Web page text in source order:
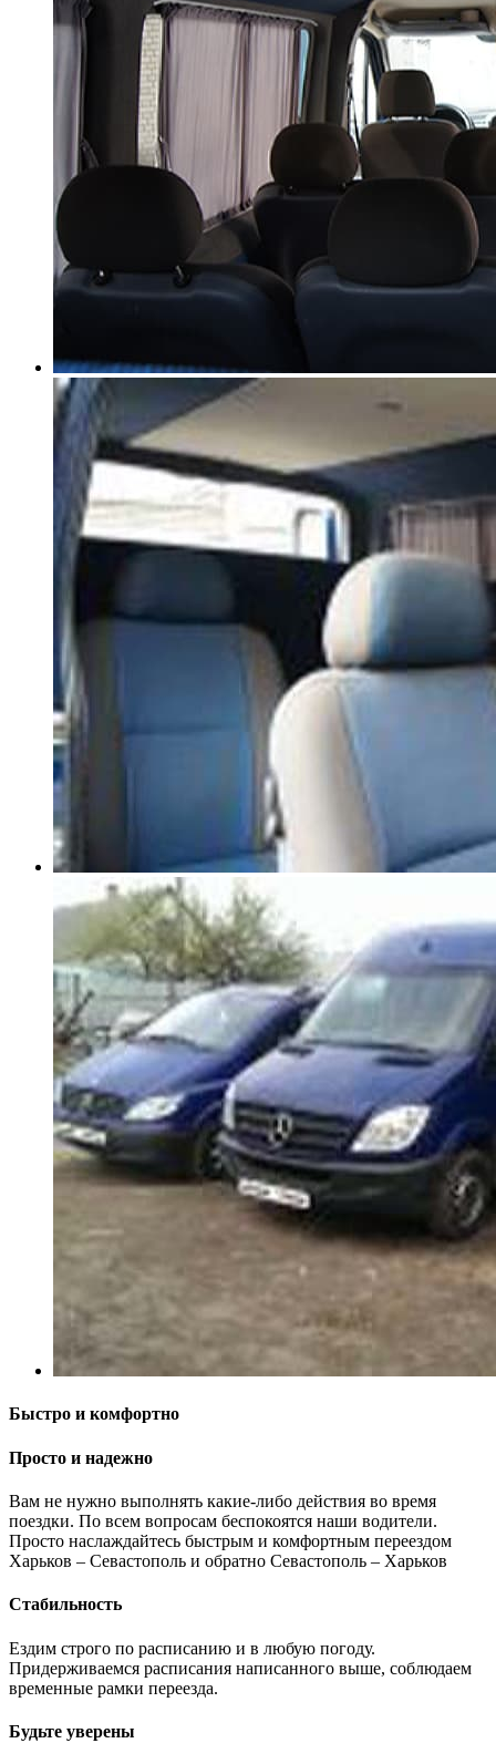
Быстро и комфортно
Просто и надежно
Вам не нужно выполнять какие-либо действия во время
поездки. По всем вопросам беспокоятся наши водители.
Просто наслаждайтесь быстрым и комфортным переездом
Харьков – Севастополь и обратно Севастополь – Харьков
Стабильность
Ездим строго по расписанию и в любую погоду.
Придерживаемся расписания написанного выше, соблюдаем
временные рамки переезда.
Будьте уверены